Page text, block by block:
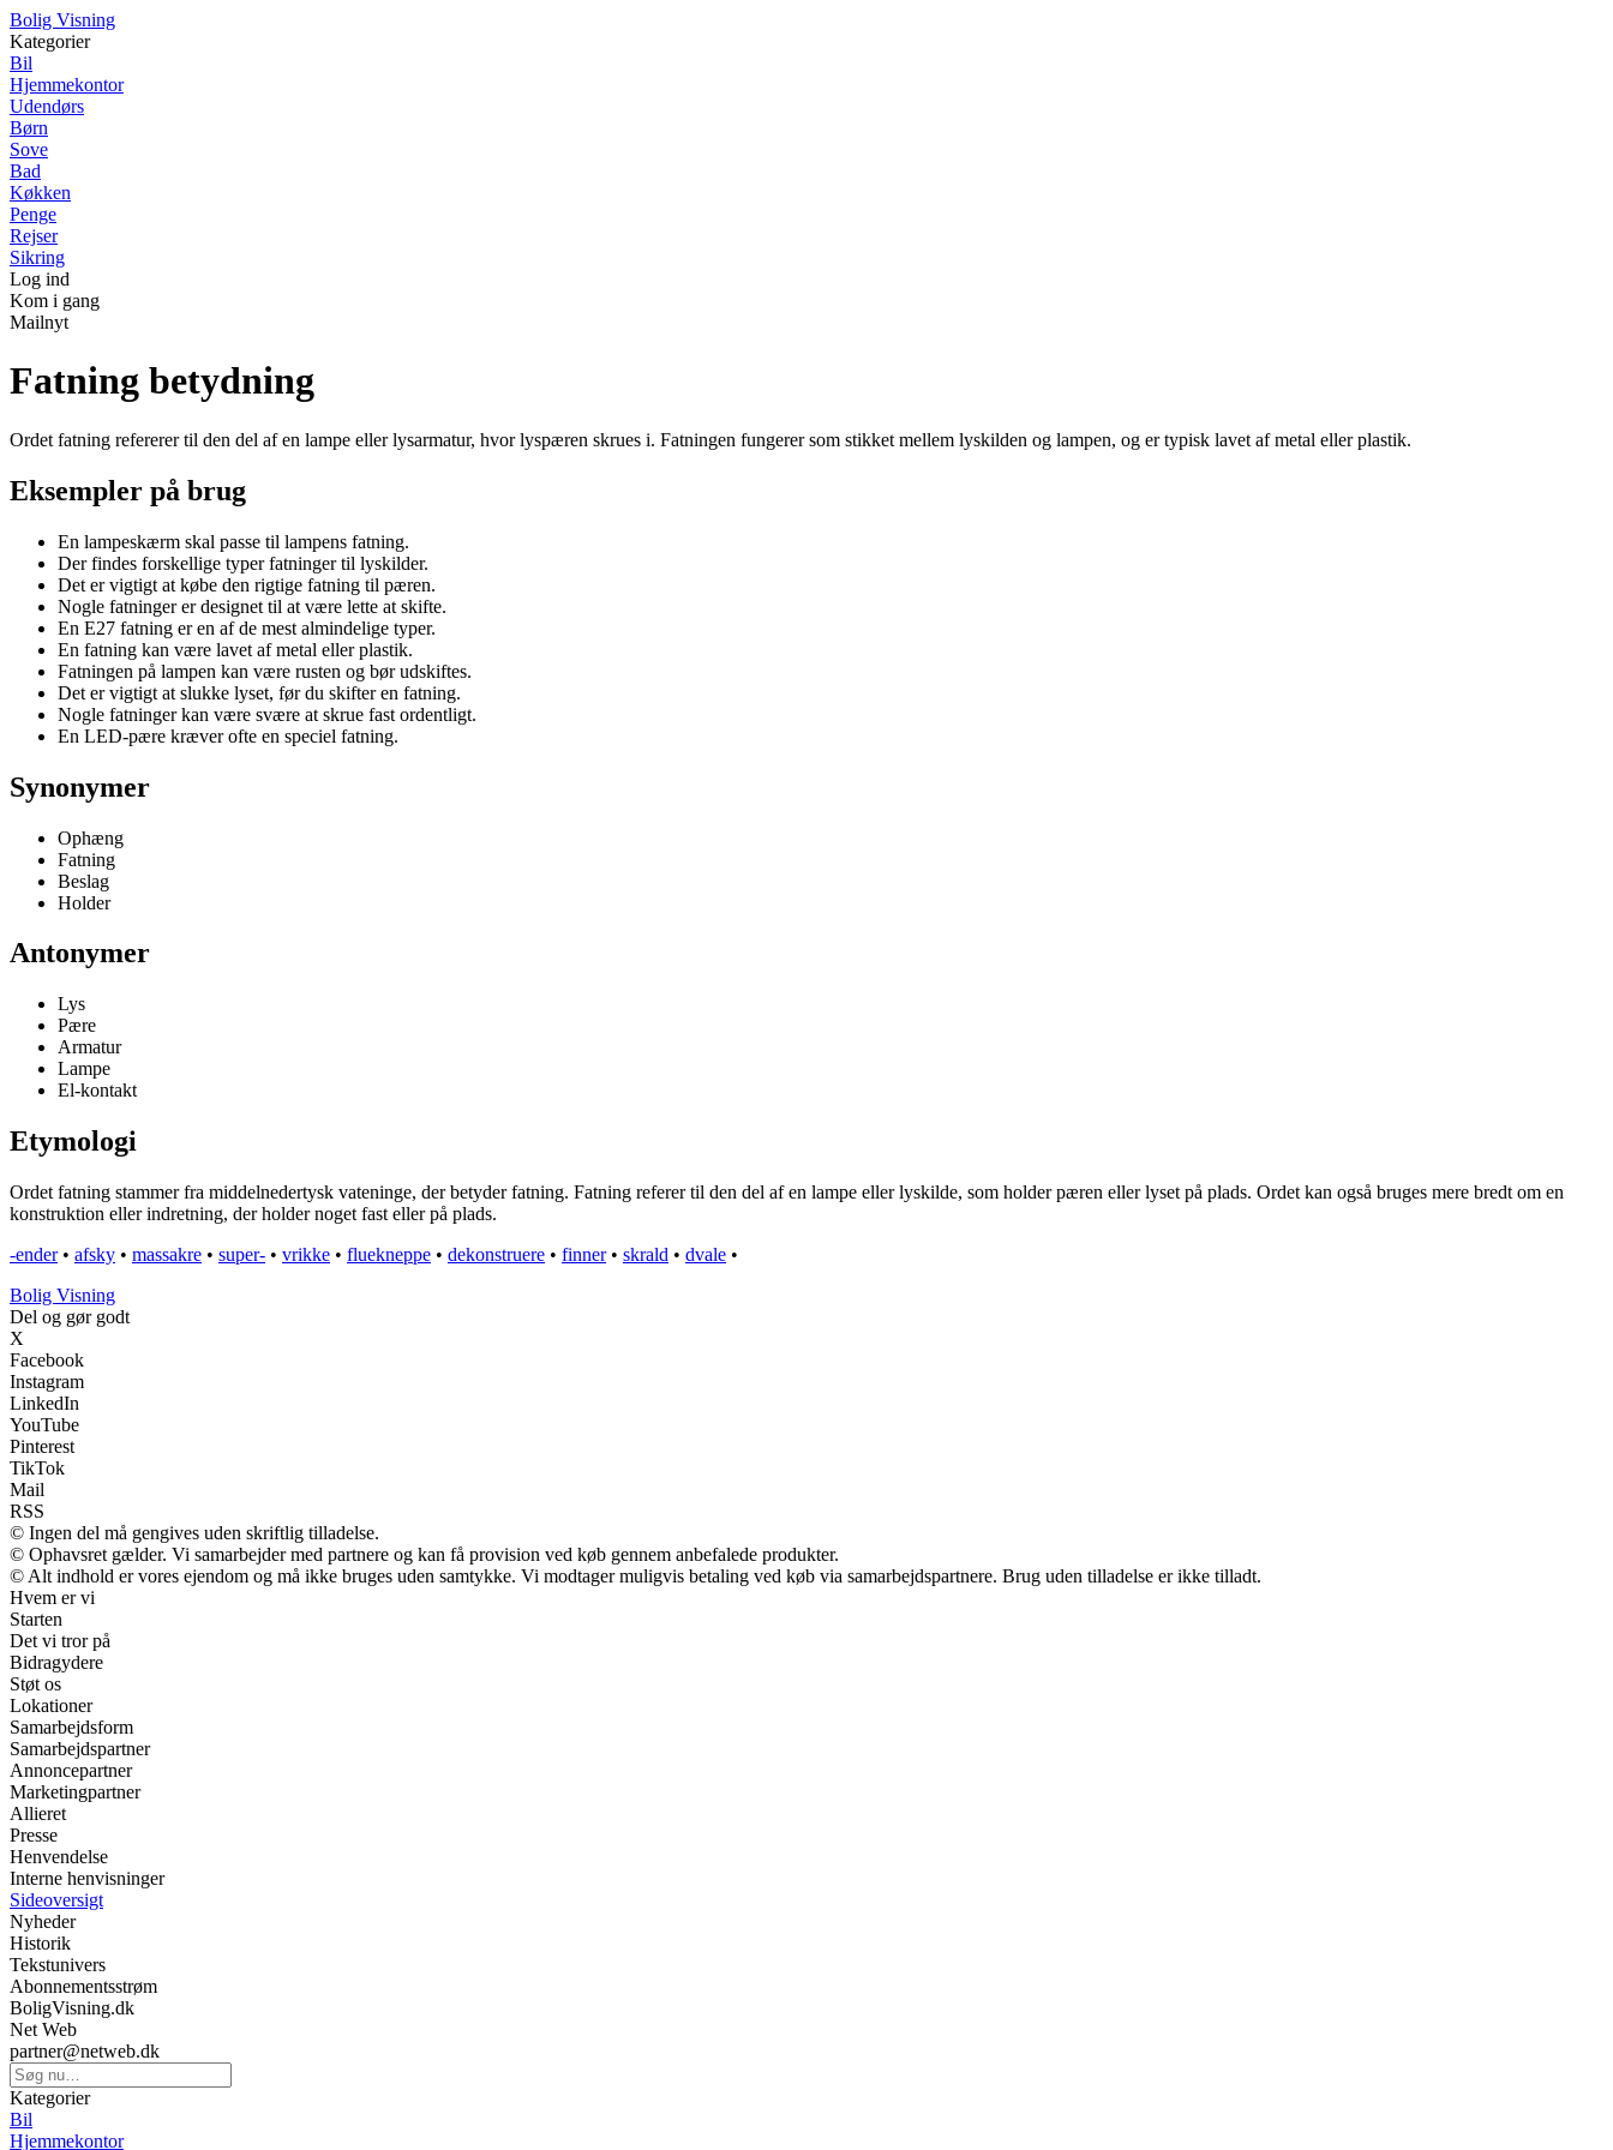
Bolig Visning
Kategorier
Bil
Hjemmekontor
Udendørs
Børn
Sove
Bad
Køkken
Penge
Rejser
Sikring
Log ind
Kom i gang
Mailnyt
Fatning betydning
Ordet fatning refererer til den del af en lampe eller lysarmatur, hvor lyspæren skrues i. Fatningen fungerer som stikket mellem lyskilden og lampen, og er typisk lavet af metal eller plastik.
Eksempler på brug
En lampeskærm skal passe til lampens fatning.
Der findes forskellige typer fatninger til lyskilder.
Det er vigtigt at købe den rigtige fatning til pæren.
Nogle fatninger er designet til at være lette at skifte.
En E27 fatning er en af de mest almindelige typer.
En fatning kan være lavet af metal eller plastik.
Fatningen på lampen kan være rusten og bør udskiftes.
Det er vigtigt at slukke lyset, før du skifter en fatning.
Nogle fatninger kan være svære at skrue fast ordentligt.
En LED-pære kræver ofte en speciel fatning.
Synonymer
Ophæng
Fatning
Beslag
Holder
Antonymer
Lys
Pære
Armatur
Lampe
El-kontakt
Etymologi
Ordet fatning stammer fra middelnedertysk vateninge, der betyder fatning. Fatning referer til den del af en lampe eller lyskilde, som holder pæren eller lyset på plads. Ordet kan også bruges mere bredt om en
konstruktion eller indretning, der holder noget fast eller på plads.
-ender• afsky • massakre • super- • vrikke • fluekneppe • dekonstruere • finner• skrald • dvale •
Bolig Visning
Del og gør godt
X
Facebook
Instagram
LinkedIn
YouTube
Pinterest
TikTok
Mail
RSS
© Ingen del må gengives uden skriftlig tilladelse.
© Ophavsret gælder. Vi samarbejder med partnere og kan få provision ved køb gennem anbefalede produkter.
© Alt indhold er vores ejendom og må ikke bruges uden samtykke. Vi modtager muligvis betaling ved køb via samarbejdspartnere. Brug uden tilladelse er ikke tilladt.
Hvem er vi
Starten
Det vi tror på
Bidragydere
Støt os
Lokationer
Samarbejdsform
Samarbejdspartner
Annoncepartner
Marketingpartner
Allieret
Presse
Henvendelse
Interne henvisninger
Sideoversigt
Nyheder
Historik
Tekstunivers
Abonnementsstrøm
BoligVisning.dk
Net Web
partner@netweb.dk
Kategorier
Bil
Hjemmekontor